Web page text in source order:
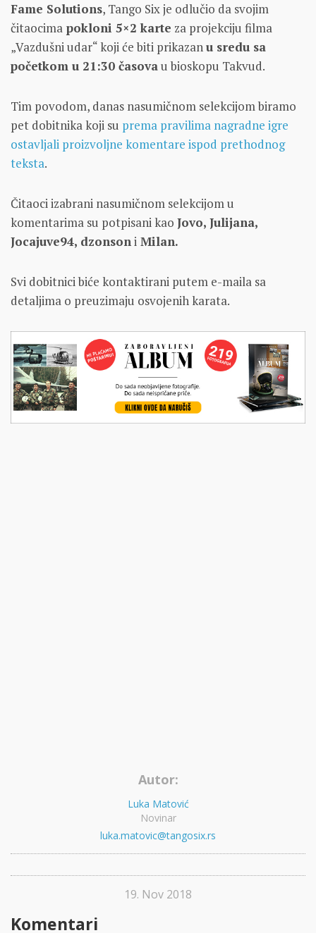
Fame Solutions, Tango Six je odlučio da svojim
čitaocima pokloni 5×2 karte za projekciju filma
„Vazdušni udar“ koji će biti prikazanu sredu sa
početkom u 21:30 časovau bioskopu Takvud.
Tim povodom, danas nasumičnom selekcijom biramo
pet dobitnika koji su prema pravilima nagradne igre
ostavljali proizvoljne komentare ispod prethodnog
teksta.
Čitaoci izabrani nasumičnom selekcijom u
komentarima su potpisani kao Jovo, Julijana,
Jocajuve94, dzonsoni Milan.
Svi dobitnici biće kontaktirani putem e-maila sa
detaljima o preuzimaju osvojenih karata.
Autor:
Luka Matović
Novinar
luka.matovic@tangosix.rs
19. Nov 2018
Komentari